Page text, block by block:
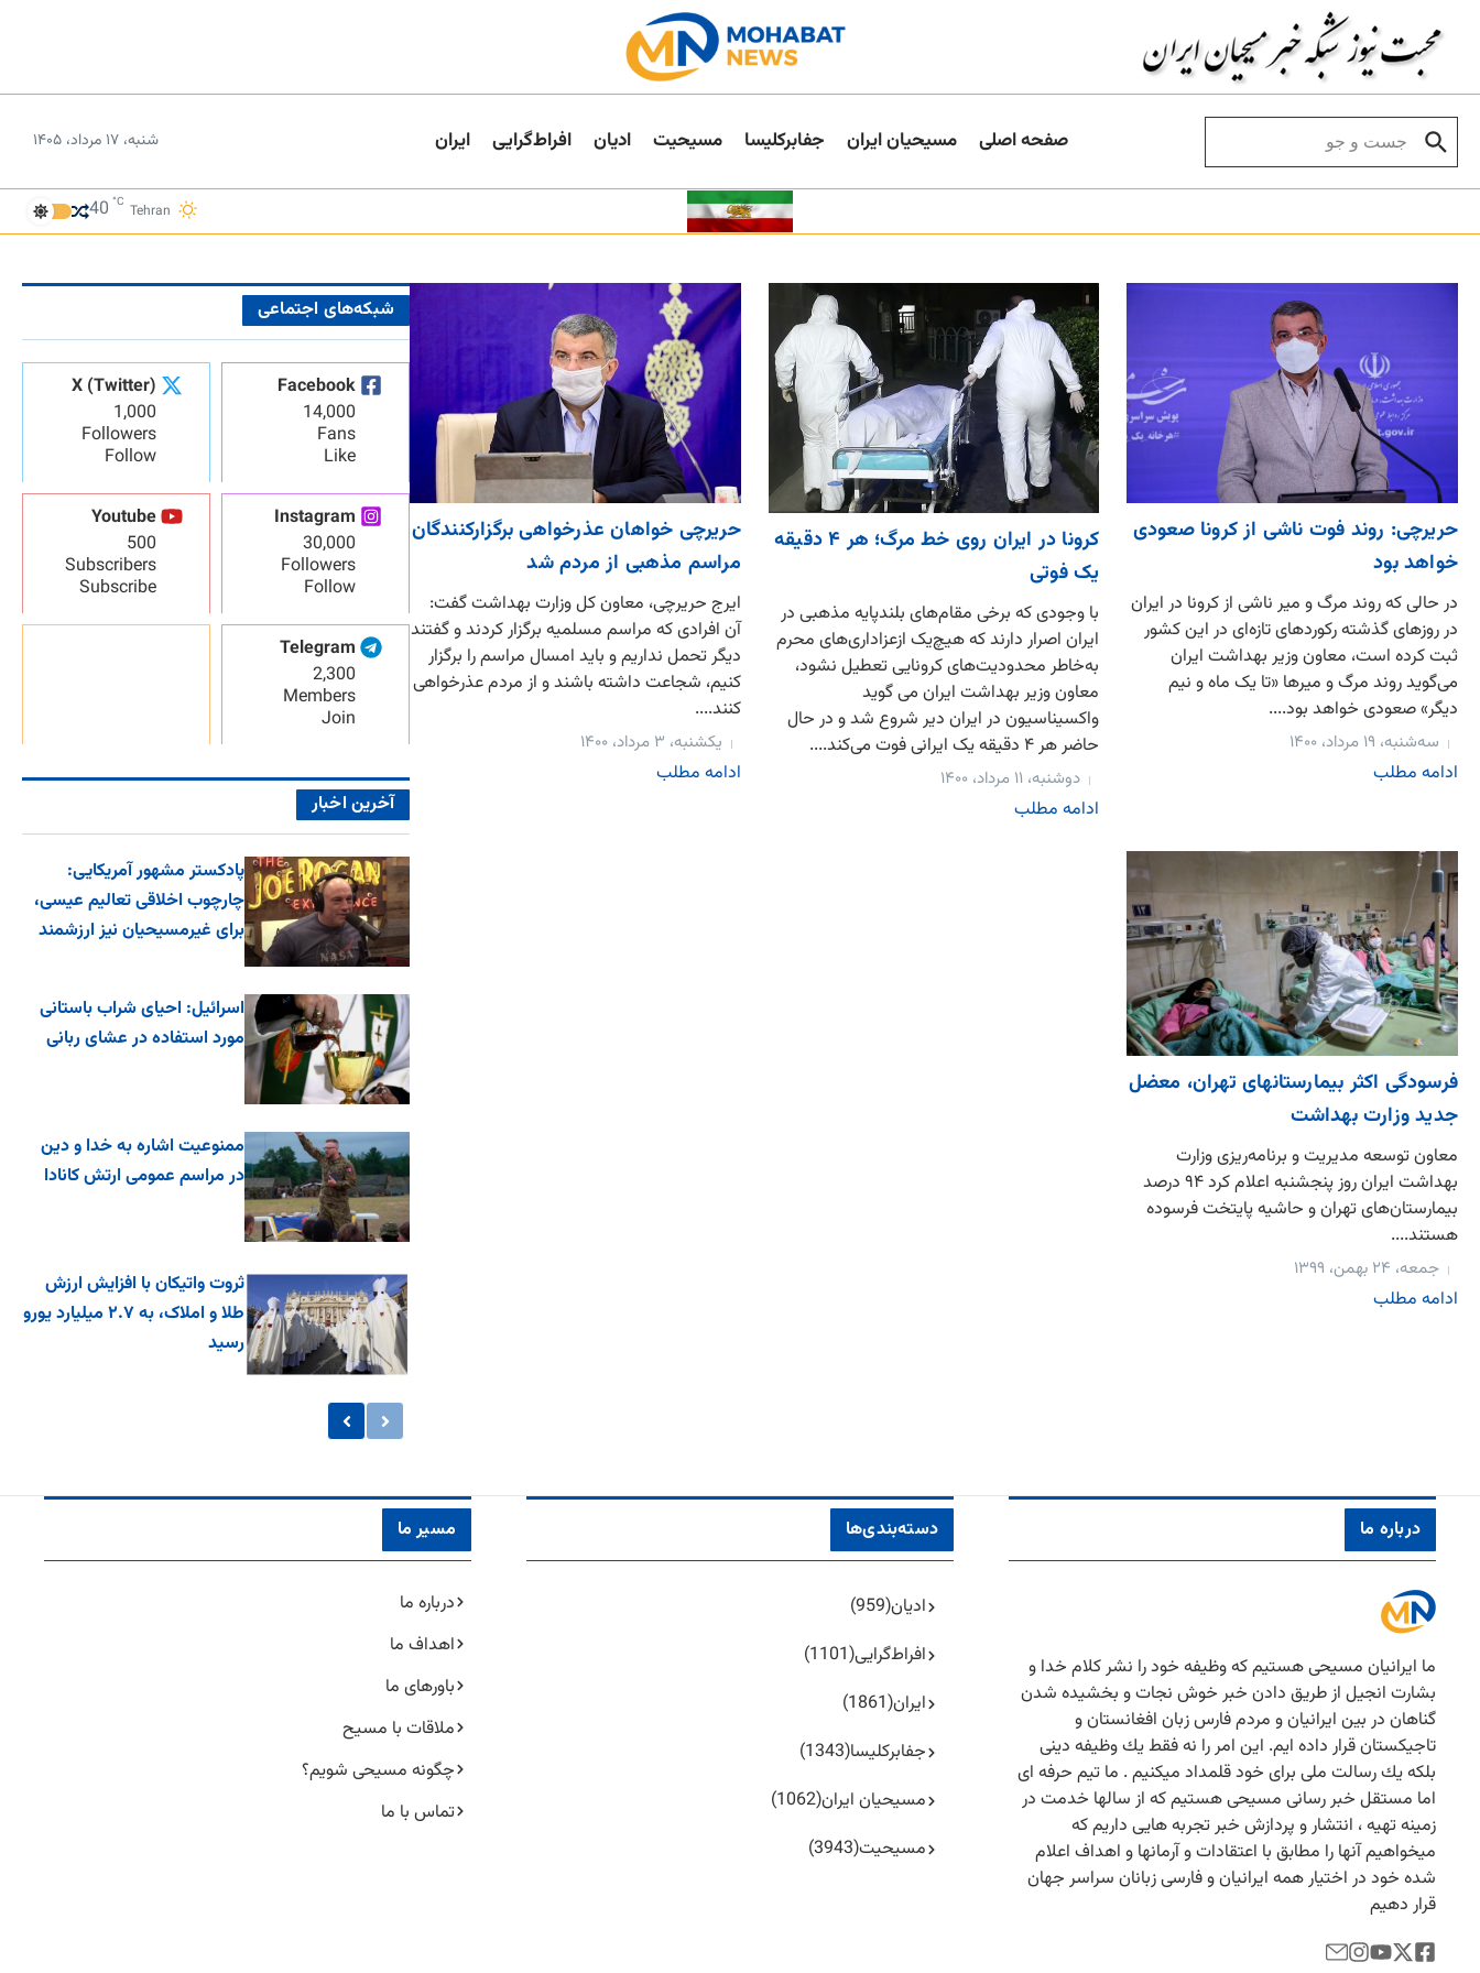
صفحه اصلی مسیحیان ایران جفا‌بر‌کلیسا مسیحیت ادیان افراط‌گرایی ایران شنبه، ۱۷ مرداد، ۱۴۰۵
Tehran
40 °C
حریرچی: روند فوت ناشی از کرونا صعودی
خواهد بود
در حالی که روند مرگ و میر ناشی از کرونا در ایران
در روزهای گذشته رکوردهای تازه‌ای در این کشور
ثبت کرده است، معاون وزیر بهداشت ایران
می‌گوید روند مرگ و میرها «تا یک ماه و نیم
دیگر» صعودی خواهد بود....
سه‌شنبه، ۱۹ مرداد، ۱۴۰۰
ادامه مطلب
کرونا در ایران روی خط مرگ؛ هر ۴ دقیقه
یک فوتی
با وجودی که برخی مقام‌های بلندپایه مذهبی در
ایران اصرار دارند که هیچ‌یک ازعزاداری‌های محرم
به‌خاطر محدودیت‌های کرونایی تعطیل نشود،
معاون وزیر بهداشت ایران می گوید
واکسیناسیون در ایران دیر شروع شد و در حال
حاضر هر ۴ دقیقه یک ایرانی فوت می‌کند....
دوشنبه، ۱۱ مرداد، ۱۴۰۰
ادامه مطلب
حریرچی خواهان عذرخواهی برگزارکنندگان
مراسم مذهبی از مردم شد
ایرج حریرچی، معاون کل وزارت بهداشت گفت:
آن افرادی که مراسم مسلمیه برگزار کردند و گفتند
دیگر تحمل نداریم و باید امسال مراسم را برگزار
کنیم، شجاعت داشته باشند و از مردم عذرخواهی
کنند....
یکشنبه، ۳ مرداد، ۱۴۰۰
ادامه مطلب
فرسودگی اکثر بیمارستانهای تهران، معضل
جدید وزارت بهداشت
معاون توسعه مدیریت و برنامه‌ریزی وزارت
بهداشت ایران روز پنجشنبه اعلام کرد ۹۴ درصد
بیمارستان‌های تهران و حاشیه پایتخت فرسوده
هستند....
جمعه، ۲۴ بهمن، ۱۳۹۹
ادامه مطلب
شبکه‌های اجتماعی
Facebook
14,000
Fans
Like
X (Twitter)
1,000
Followers
Follow
Instagram
30,000
Followers
Follow
Youtube
500
Subscribers
Subscribe
Telegram
2,300
Members
Join
آخرین اخبار
پادکستر مشهور آمریکایی:
چارچوب اخلاقی تعالیم عیسی،
برای غیرمسیحیان نیز ارزشمند
اس...
اسرائیل: احیای شراب باستانی
مورد استفاده در عشای ربانی
ممنوعیت اشاره به خدا و دین
در مراسم عمومی ارتش کانادا
ثروت واتیکان با افزایش ارزش
طلا و املاک، به ۲.۷ میلیارد یورو
رسید
درباره ما
ما ایرانیان مسیحی هستیم كه وظیفه خود را نشر كلام خدا و
بشارت انجیل از طریق دادن خبر خوش نجات و بخشیده شدن
گناهان در بین ایرانیان و مردم فارس زبان افغانستان و
تاجیكستان قرار داده ایم. این امر را نه فقط یك وظیفه دینی
بلكه یك رسالت ملی برای خود قلمداد میكنیم . ما تیم حرفه ای
اما مستقل خبر رسانی مسیحی هستیم كه از سالها خدمت در
زمینه تهیه ، انتشار و پردازش خبر تجربه هایی داریم كه
میخواهیم آنها را مطابق با اعتقادات و آرمانها و اهداف اعلام
شده خود در اختیار همه ایرانیان و فارسی زبانان سراسر جهان
قرار دهیم
دسته‌بندی‌ها
ادیان(959)
افراط‌گرایی(1101)
ایران(1861)
جفا‌بر‌کلیسا(1343)
مسیحیان ایران(1062)
مسیحیت(3943)
مسیر ما
درباره ما
اهداف ما
باورهای ما
ملاقات با مسیح
چگونه مسیحی شویم؟
تماس با ما